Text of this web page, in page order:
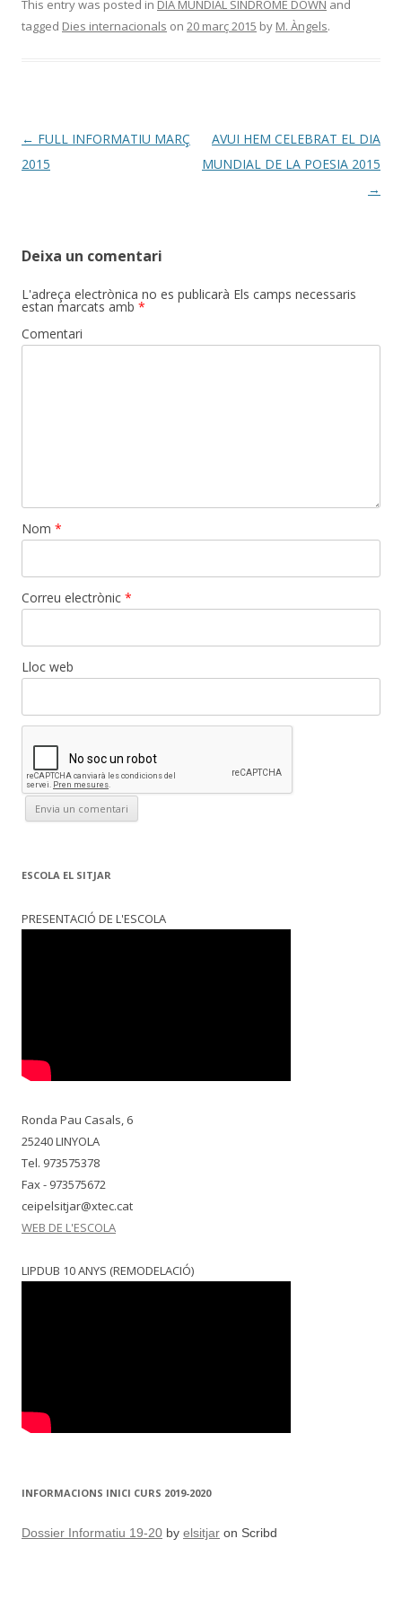
e
b
k
itt
er
m
p
ix
This entry was posted in DIA MUNDIAL SÍNDROME DOWN and
tagged Dies internacionals on 20 març 2015 by M. Àngels.
Post
navigation
← FULL INFORMATIU MARÇ
2015
AVUI HEM CELEBRAT EL DIA
MUNDIAL DE LA POESIA 2015
→
Deixa un comentari
L'adreça electrònica no es publicarà Els camps necessaris
estan marcats amb *
Comentari
Nom *
Correu electrònic *
Lloc web
ESCOLA EL SITJAR
PRESENTACIÓ DE L'ESCOLA
Ronda Pau Casals, 6
25240 LINYOLA
Tel. 973575378
Fax - 973575672
ceipelsitjar@xtec.cat
WEB DE L'ESCOLA
LIPDUB 10 ANYS (REMODELACIÓ)
INFORMACIONS INICI CURS 2019-2020
Dossier Informatiu 19-20 by elsitjar on Scribd